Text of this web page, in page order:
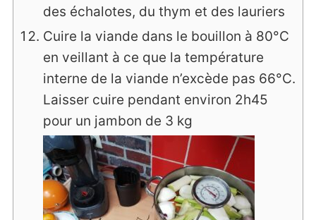
des échalotes, du thym et des lauriers
Cuire la viande dans le bouillon à 80°C
en veillant à ce que la température
interne de la viande n’excède pas 66°C.
Laisser cuire pendant environ 2h45
pour un jambon de 3 kg